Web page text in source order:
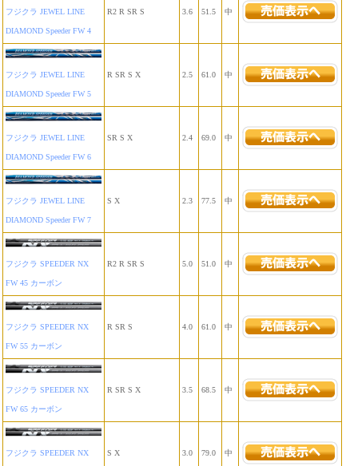
フジクラ JEWEL LINE
DIAMOND Speeder FW 4
R2 R SR S 3.6 51.5 中
フジクラ JEWEL LINE
DIAMOND Speeder FW 5
R SR S X 2.5 61.0 中
フジクラ JEWEL LINE
DIAMOND Speeder FW 6
SR S X 2.4 69.0 中
フジクラ JEWEL LINE
DIAMOND Speeder FW 7
S X 2.3 77.5 中
フジクラ SPEEDER NX
FW 45 カーボン
R2 R SR S 5.0 51.0 中
フジクラ SPEEDER NX
FW 55 カーボン
R SR S 4.0 61.0 中
フジクラ SPEEDER NX
FW 65 カーボン
R SR S X 3.5 68.5 中
フジクラ SPEEDER NX S X 3.0 79.0 中